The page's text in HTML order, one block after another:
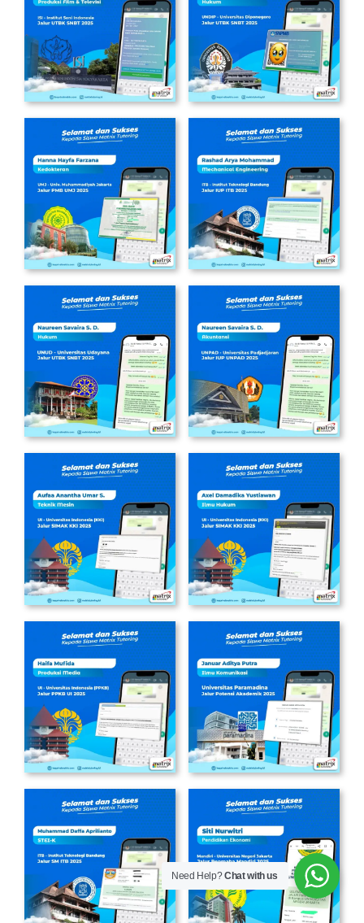
Need Help?Chat with us